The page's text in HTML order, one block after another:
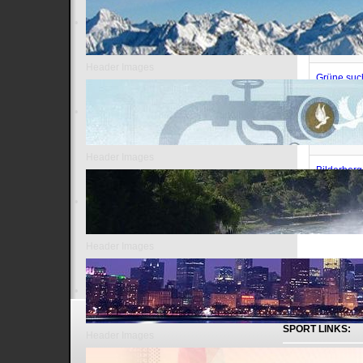
Wer gibt
Grüne
in den
Ein
SPORT LINKS: